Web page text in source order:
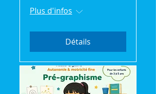
Plus d'infos
Détails